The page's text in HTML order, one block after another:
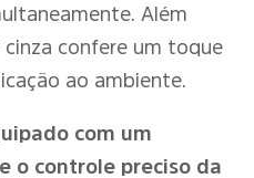
Além
cinza confere um toque
ao ambiente.
com um
o controle preciso da